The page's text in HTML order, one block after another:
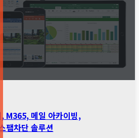
M365, 메일 아카이빙,
팸차단 솔루션